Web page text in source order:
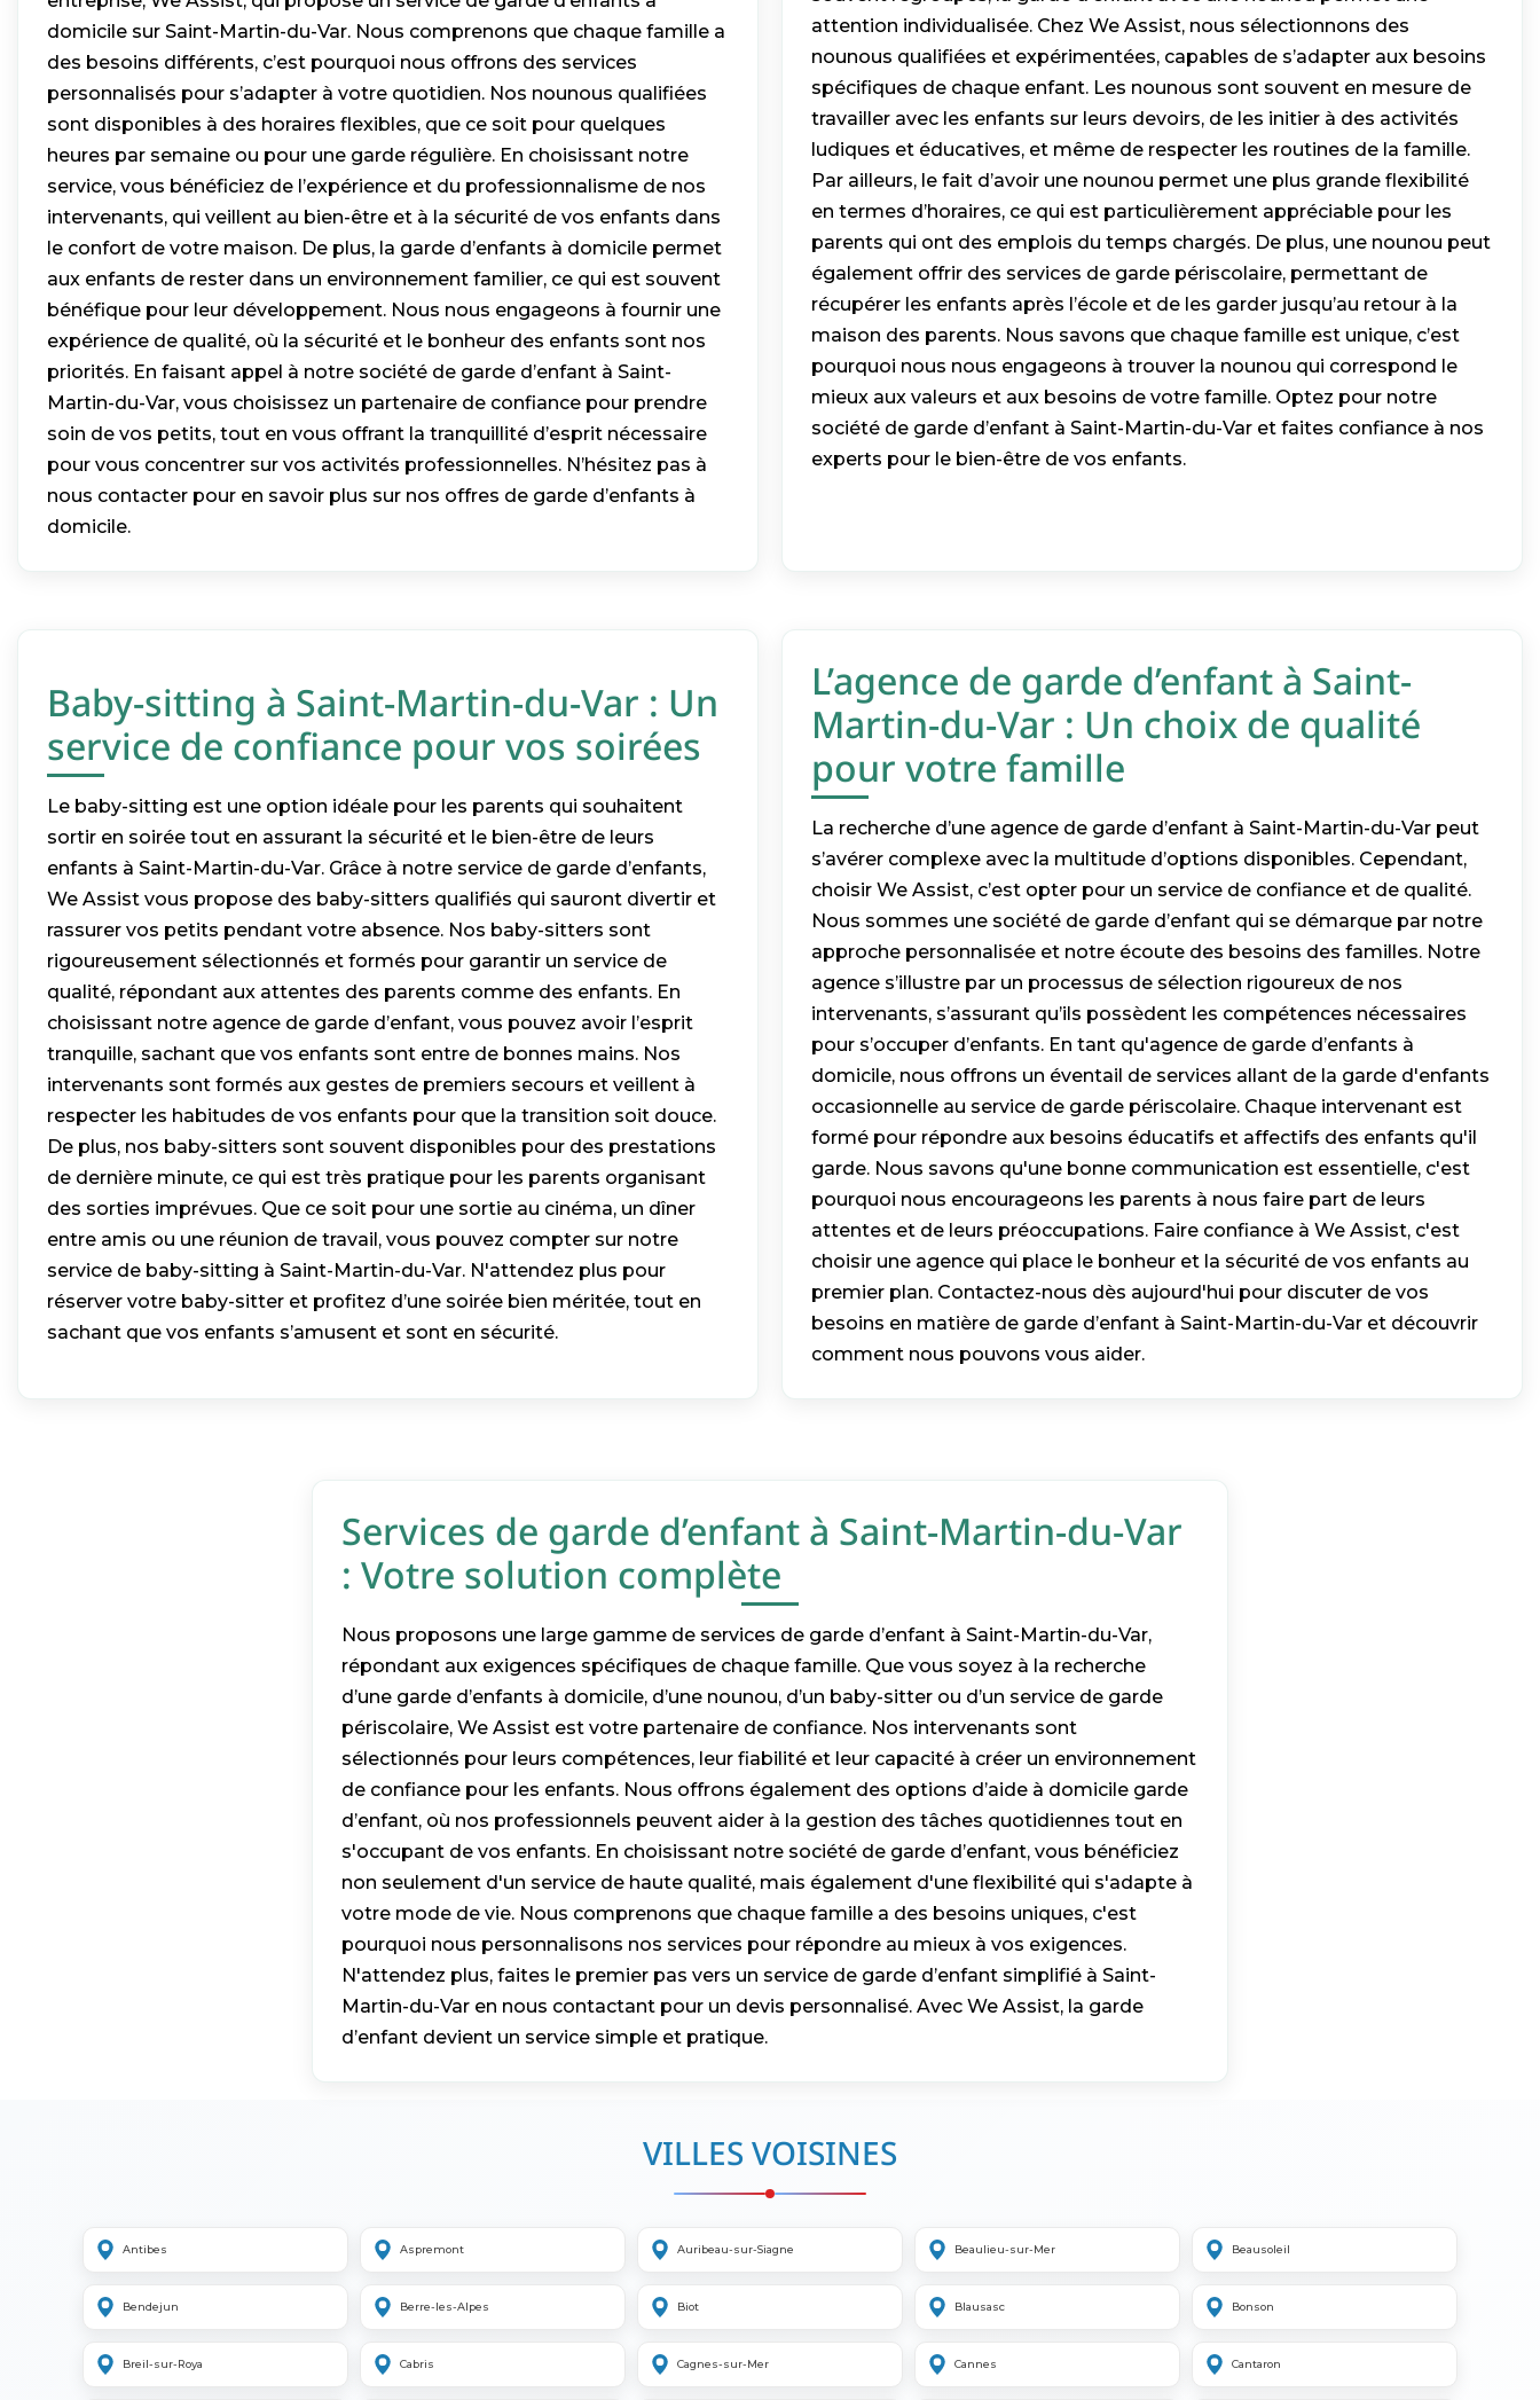
domicile sur Saint-Martin-du-Var. Nous comprenons que chaque famille a
des besoins différents, c’est pourquoi nous offrons des services
personnalisés pour s’adapter à votre quotidien. Nos nounous qualifiées
sont disponibles à des horaires flexibles, que ce soit pour quelques
heures par semaine ou pour une garde régulière. En choisissant notre
service, vous bénéficiez de l’expérience et du professionnalisme de nos
intervenants, qui veillent au bien-être et à la sécurité de vos enfants dans
le confort de votre maison. De plus, la garde d’enfants à domicile permet
aux enfants de rester dans un environnement familier, ce qui est souvent
bénéfique pour leur développement. Nous nous engageons à fournir une
expérience de qualité, où la sécurité et le bonheur des enfants sont nos
priorités. En faisant appel à notre société de garde d’enfant à Saint-
Martin-du-Var, vous choisissez un partenaire de confiance pour prendre
soin de vos petits, tout en vous offrant la tranquillité d’esprit nécessaire
pour vous concentrer sur vos activités professionnelles. N’hésitez pas à
nous contacter pour en savoir plus sur nos offres de garde d’enfants à
domicile.
attention individualisée. Chez We Assist, nous sélectionnons des
nounous qualifiées et expérimentées, capables de s’adapter aux besoins
spécifiques de chaque enfant. Les nounous sont souvent en mesure de
travailler avec les enfants sur leurs devoirs, de les initier à des activités
ludiques et éducatives, et même de respecter les routines de la famille.
Par ailleurs, le fait d’avoir une nounou permet une plus grande flexibilité
en termes d’horaires, ce qui est particulièrement appréciable pour les
parents qui ont des emplois du temps chargés. De plus, une nounou peut
également offrir des services de garde périscolaire, permettant de
récupérer les enfants après l’école et de les garder jusqu’au retour à la
maison des parents. Nous savons que chaque famille est unique, c’est
pourquoi nous nous engageons à trouver la nounou qui correspond le
mieux aux valeurs et aux besoins de votre famille. Optez pour notre
société de garde d’enfant à Saint-Martin-du-Var et faites confiance à nos
experts pour le bien-être de vos enfants.
Baby-sitting à Saint-Martin-du-Var : Un
service de confiance pour vos soirées
Le baby-sitting est une option idéale pour les parents qui souhaitent
sortir en soirée tout en assurant la sécurité et le bien-être de leurs
enfants à Saint-Martin-du-Var. Grâce à notre service de garde d’enfants,
We Assist vous propose des baby-sitters qualifiés qui sauront divertir et
rassurer vos petits pendant votre absence. Nos baby-sitters sont
rigoureusement sélectionnés et formés pour garantir un service de
qualité, répondant aux attentes des parents comme des enfants. En
choisissant notre agence de garde d’enfant, vous pouvez avoir l’esprit
tranquille, sachant que vos enfants sont entre de bonnes mains. Nos
intervenants sont formés aux gestes de premiers secours et veillent à
respecter les habitudes de vos enfants pour que la transition soit douce.
De plus, nos baby-sitters sont souvent disponibles pour des prestations
de dernière minute, ce qui est très pratique pour les parents organisant
des sorties imprévues. Que ce soit pour une sortie au cinéma, un dîner
entre amis ou une réunion de travail, vous pouvez compter sur notre
service de baby-sitting à Saint-Martin-du-Var. N'attendez plus pour
réserver votre baby-sitter et profitez d’une soirée bien méritée, tout en
sachant que vos enfants s’amusent et sont en sécurité.
L’agence de garde d’enfant à Saint-
Martin-du-Var : Un choix de qualité
pour votre famille
La recherche d’une agence de garde d’enfant à Saint-Martin-du-Var peut
s’avérer complexe avec la multitude d’options disponibles. Cependant,
choisir We Assist, c’est opter pour un service de confiance et de qualité.
Nous sommes une société de garde d’enfant qui se démarque par notre
approche personnalisée et notre écoute des besoins des familles. Notre
agence s’illustre par un processus de sélection rigoureux de nos
intervenants, s’assurant qu’ils possèdent les compétences nécessaires
pour s’occuper d’enfants. En tant qu'agence de garde d’enfants à
domicile, nous offrons un éventail de services allant de la garde d'enfants
occasionnelle au service de garde périscolaire. Chaque intervenant est
formé pour répondre aux besoins éducatifs et affectifs des enfants qu'il
garde. Nous savons qu'une bonne communication est essentielle, c'est
pourquoi nous encourageons les parents à nous faire part de leurs
attentes et de leurs préoccupations. Faire confiance à We Assist, c'est
choisir une agence qui place le bonheur et la sécurité de vos enfants au
premier plan. Contactez-nous dès aujourd'hui pour discuter de vos
besoins en matière de garde d’enfant à Saint-Martin-du-Var et découvrir
comment nous pouvons vous aider.
Services de garde d’enfant à Saint-Martin-du-Var
: Votre solution complète
Nous proposons une large gamme de services de garde d’enfant à Saint-Martin-du-Var,
répondant aux exigences spécifiques de chaque famille. Que vous soyez à la recherche
d’une garde d’enfants à domicile, d’une nounou, d’un baby-sitter ou d’un service de garde
périscolaire, We Assist est votre partenaire de confiance. Nos intervenants sont
sélectionnés pour leurs compétences, leur fiabilité et leur capacité à créer un environnement
de confiance pour les enfants. Nous offrons également des options d’aide à domicile garde
d’enfant, où nos professionnels peuvent aider à la gestion des tâches quotidiennes tout en
s'occupant de vos enfants. En choisissant notre société de garde d’enfant, vous bénéficiez
non seulement d'un service de haute qualité, mais également d'une flexibilité qui s'adapte à
votre mode de vie. Nous comprenons que chaque famille a des besoins uniques, c'est
pourquoi nous personnalisons nos services pour répondre au mieux à vos exigences.
N'attendez plus, faites le premier pas vers un service de garde d’enfant simplifié à Saint-
Martin-du-Var en nous contactant pour un devis personnalisé. Avec We Assist, la garde
d’enfant devient un service simple et pratique.
VILLES VOISINES
Antibes Aspremont Auribeau-sur-Siagne Beaulieu-sur-Mer Beausoleil
Bendejun Berre-les-Alpes Biot Blausasc Bonson
Breil-sur-Roya Cabris Cagnes-sur-Mer Cannes Cantaron